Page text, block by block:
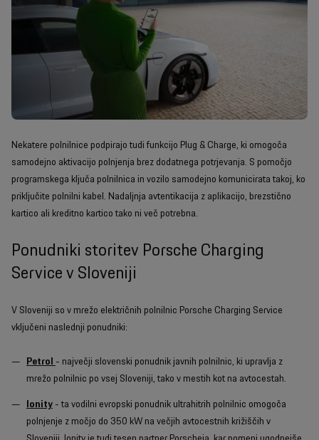
Nekatere polnilnice podpirajo tudi funkcijo Plug & Charge, ki omogoča
samodejno aktivacijo polnjenja brez dodatnega potrjevanja. S pomočjo
programskega ključa polnilnica in vozilo samodejno komunicirata takoj, ko
priključite polnilni kabel. Nadaljnja avtentikacija z aplikacijo, brezstično
kartico ali kreditno kartico tako ni več potrebna.
Ponudniki storitev Porsche Charging
Service v Sloveniji
V Sloveniji so v mrežo električnih polnilnic Porsche Charging Service
vključeni naslednji ponudniki:
Petrol - največji slovenski ponudnik javnih polnilnic, ki upravlja z
mrežo polnilnic po vsej Sloveniji, tako v mestih kot na avtocestah.
Ionity - ta vodilni evropski ponudnik ultrahitrih polnilnic omogoča
polnjenje z močjo do 350 kW na večjih avtocestnih križiščih v